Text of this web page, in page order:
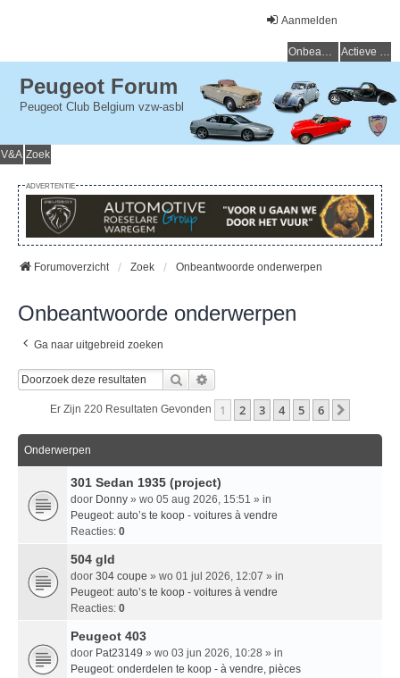
Aanmelden
Onbeantwoorde onderwerpen Actieve onderwerpen
Peugeot Forum
Peugeot Club Belgium vzw-asbl
V&A Zoek
ADVERTENTIE
Forumoverzicht Zoek Onbeantwoorde onderwerpen
Onbeantwoorde onderwerpen
Ga naar uitgebreid zoeken
Zoek
Er Zijn 220 Resultaten Gevonden 1 2 3 4 5 6
Onderwerpen
301 Sedan 1935 (project)
door Donny » wo 05 aug 2026, 15:51 » in
Peugeot: auto’s te koop - voitures à vendre
Reacties: 0
504 gld
door 304 coupe » wo 01 jul 2026, 12:07 » in
Peugeot: auto’s te koop - voitures à vendre
Reacties: 0
Peugeot 403
door Pat23149 » wo 03 jun 2026, 10:28 » in
Peugeot: onderdelen te koop - à vendre, pièces